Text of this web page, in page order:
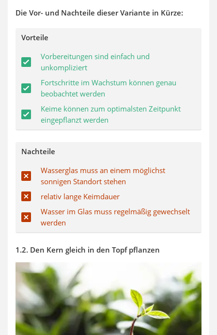
Die Vor- und Nachteile dieser Variante in Kürze:
Vorteile
Vorbereitungen sind einfach und
unkompliziert
Fortschritte im Wachstum können genau
beobachtet werden
Keime können zum optimalsten Zeitpunkt
eingepflanzt werden
Nachteile
Wasserglas muss an einem möglichst
sonnigen Standort stehen
relativ lange Keimdauer
Wasser im Glas muss regelmäßig gewechselt
werden
1.2. Den Kern gleich in den Topf pflanzen